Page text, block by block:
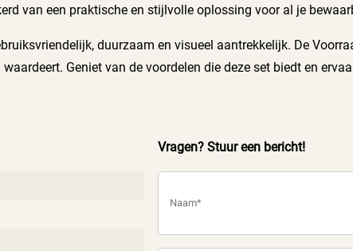
van een praktische en stijlvolle oplossing voor al je
duurzaam en visueel aantrekkelijk. De
Geniet van de voordelen die deze set biedt en
Vragen? Stuur een bericht!